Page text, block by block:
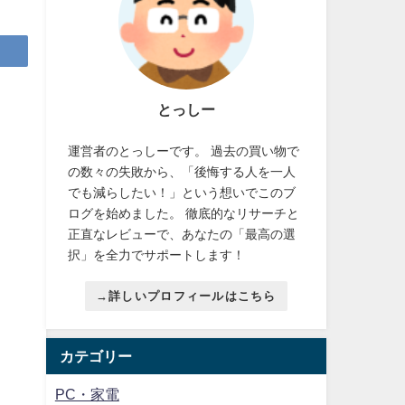
とっしー
運営者のとっしーです。 過去の買い物で
の数々の失敗から、「後悔する人を一人
でも減らしたい！」という想いでこのブ
ログを始めました。 徹底的なリサーチと
正直なレビューで、あなたの「最高の選
択」を全力でサポートします！
→詳しいプロフィールはこちら
カテゴリー
PC・家電